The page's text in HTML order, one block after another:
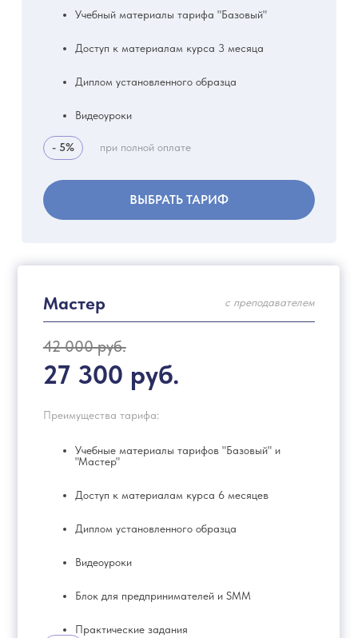
с преподавателем
ВЫБРАТЬ ТАРИФ
Учебный материалы тарифа "Базовый"
Доступ к материалам курса 3 месяца
Диплом установленного образца
Видеоуроки
42 000 руб.
Мастер
Преимущества тарифа:
27 300 руб.
- 5% при полной оплате
Учебные материалы тарифов "Базовый" и
"Мастер"
Доступ к материалам курса 6 месяцев
Диплом установленного образца
Видеоуроки
Блок для предпринимателей и SMM
Практические задания